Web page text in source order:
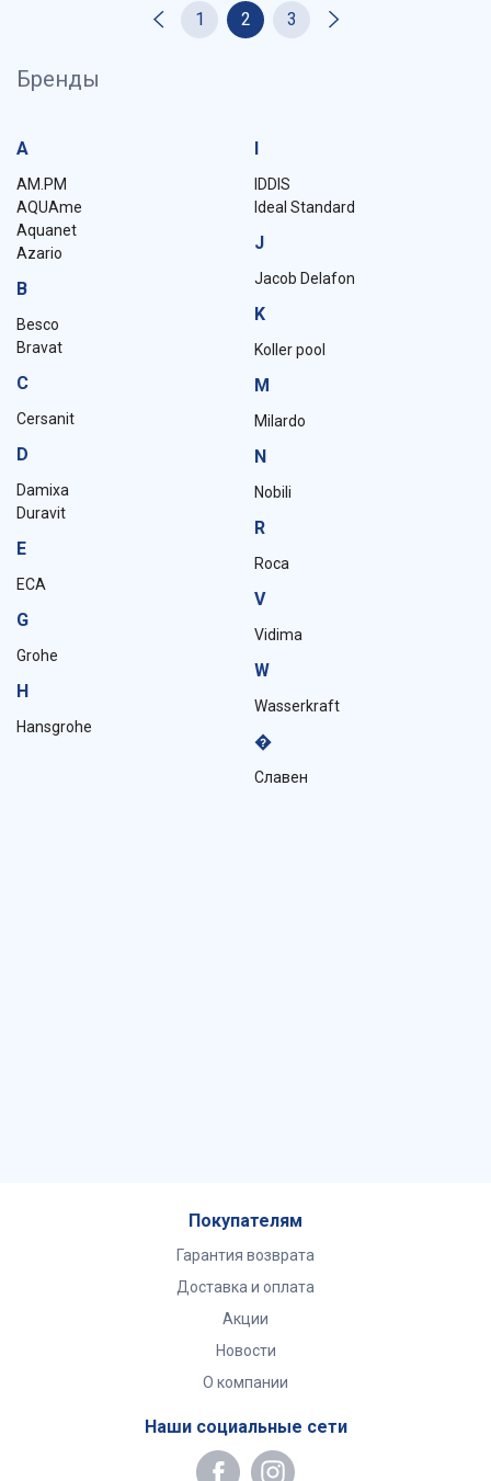
1 2 3
Бренды
A
AM.PM
AQUAme
Aquanet
Azario
B
Besco
Bravat
C
Cersanit
D
Damixa
Duravit
E
ECA
G
Grohe
H
Hansgrohe
I
IDDIS
Ideal Standard
J
Jacob Delafon
K
Koller pool
M
Milardo
N
Nobili
R
Roca
V
Vidima
W
Wasserkraft
�
Славен
Покупателям
Гарантия возврата
Доставка и оплата
Акции
Новости
О компании
Наши социальные сети